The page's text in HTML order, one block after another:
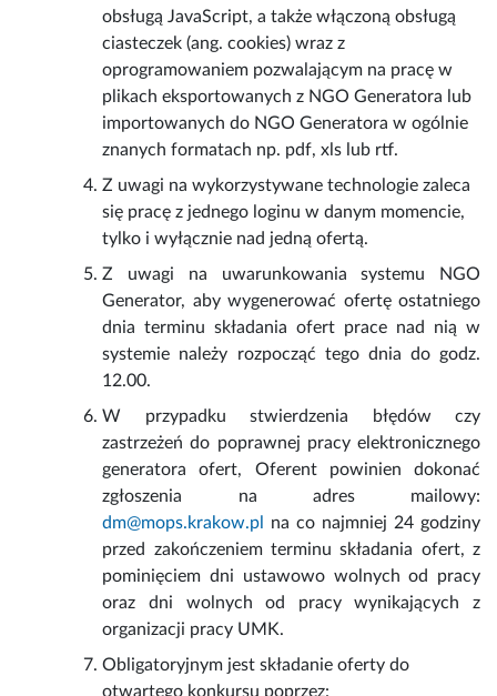
obsługą JavaScript, a także włączoną obsługą
ciasteczek (ang. cookies) wraz z
oprogramowaniem pozwalającym na pracę w
plikach eksportowanych z NGO Generatora lub
importowanych do NGO Generatora w ogólnie
znanych formatach np. pdf, xls lub rtf.
Z uwagi na wykorzystywane technologie zaleca
się pracę z jednego loginu w danym momencie,
tylko i wyłącznie nad jedną ofertą.
Z uwagi na uwarunkowania systemu NGO
Generator, aby wygenerować ofertę ostatniego
dnia terminu składania ofert prace nad nią w
systemie należy rozpocząć tego dnia do godz.
12.00.
W przypadku stwierdzenia błędów czy
zastrzeżeń do poprawnej pracy elektronicznego
generatora ofert, Oferent powinien dokonać
zgłoszenia na adres mailowy:
dm@mops.krakow.pl
na co najmniej 24 godziny
przed zakończeniem terminu składania ofert, z
pominięciem dni ustawowo wolnych od pracy
oraz dni wolnych od pracy wynikających z
organizacji pracy UMK.
Obligatoryjnym jest składanie oferty do
otwartego konkursu poprzez: